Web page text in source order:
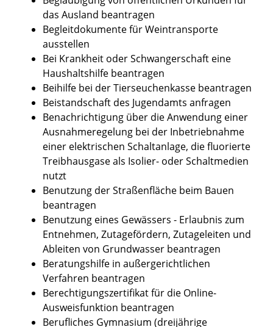
das Ausland beantragen
Begleitdokumente für Weintransporte
ausstellen
Bei Krankheit oder Schwangerschaft eine
Haushaltshilfe beantragen
Beihilfe bei der Tierseuchenkasse beantragen
Beistandschaft des Jugendamts anfragen
Benachrichtigung über die Anwendung einer
Ausnahmeregelung bei der Inbetriebnahme
einer elektrischen Schaltanlage, die fluorierte
Treibhausgase als Isolier- oder Schaltmedien
nutzt
Benutzung der Straßenfläche beim Bauen
beantragen
Benutzung eines Gewässers - Erlaubnis zum
Entnehmen, Zutagefördern, Zutageleiten und
Ableiten von Grundwasser beantragen
Beratungshilfe in außergerichtlichen
Verfahren beantragen
Berechtigungszertifikat für die Online-
Ausweisfunktion beantragen
Berufliches Gymnasium (dreijährige